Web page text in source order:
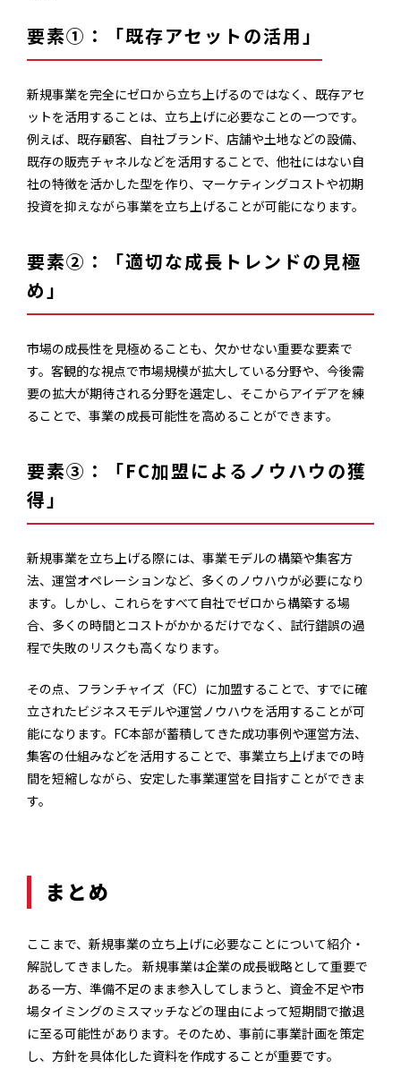
要素①：「既存アセットの活用」
新規事業を完全にゼロから立ち上げるのではなく、既存アセ
ットを活用することは、立ち上げに必要なことの一つです。
例えば、既存顧客、自社ブランド、店舗や土地などの設備、
既存の販売チャネルなどを活用することで、他社にはない自
社の特徴を活かした型を作り、マーケティングコストや初期
投資を抑えながら事業を立ち上げることが可能になります。
要素②：「適切な成長トレンドの見極
め」
市場の成長性を見極めることも、欠かせない重要な要素で
す。客観的な視点で市場規模が拡大している分野や、今後需
要の拡大が期待される分野を選定し、そこからアイデアを練
ることで、事業の成長可能性を高めることができます。
要素③：「FC加盟によるノウハウの獲
得」
新規事業を立ち上げる際には、事業モデルの構築や集客方
法、運営オペレーションなど、多くのノウハウが必要になり
ます。しかし、これらをすべて自社でゼロから構築する場
合、多くの時間とコストがかかるだけでなく、試行錯誤の過
程で失敗のリスクも高くなります。
その点、フランチャイズ（FC）に加盟することで、すでに確
立されたビジネスモデルや運営ノウハウを活用することが可
能になります。FC本部が蓄積してきた成功事例や運営方法、
集客の仕組みなどを活用することで、事業立ち上げまでの時
間を短縮しながら、安定した事業運営を目指すことができま
す。
まとめ
ここまで、新規事業の立ち上げに必要なことについて紹介・
解説してきました。 新規事業は企業の成長戦略として重要で
ある一方、準備不足のまま参入してしまうと、資金不足や市
場タイミングのミスマッチなどの理由によって短期間で撤退
に至る可能性があります。そのため、事前に事業計画を策定
し、方針を具体化した資料を作成することが重要です。